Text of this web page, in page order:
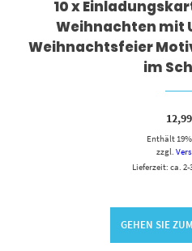
10 x
Weihnachten mit
Weihnachtsfeier
im
12,99
Enthält
zzgl.
Lieferzeit: ca.
GEHEN SIE